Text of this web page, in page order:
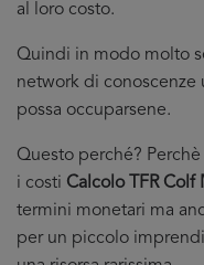
al loro costo.
Quindi in modo molto
network di conoscenze
possa occuparsene.
Questo perché?
i costi Calcolo TFR Colf
termini monetari ma
per un piccolo